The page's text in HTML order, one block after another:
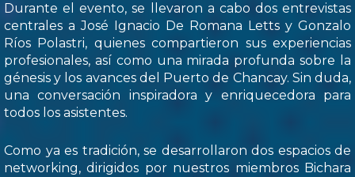
Durante el evento, se llevaron a cabo dos entrevistas
centrales a José Ignacio De Romana Letts y Gonzalo
Ríos Polastri, quienes compartieron sus experiencias
profesionales, así como una mirada profunda sobre la
génesis y los avances del Puerto de Chancay. Sin duda,
una conversación inspiradora y enriquecedora para
todos los asistentes.
Como ya es tradición, se desarrollaron dos espacios de
networking, dirigidos por nuestros miembros Bichara